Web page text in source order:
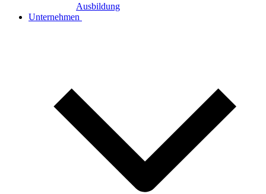
Ausbildung
Unternehmen